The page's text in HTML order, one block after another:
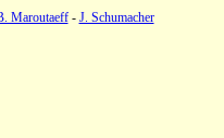
Maroutaeff- J. Schumacher